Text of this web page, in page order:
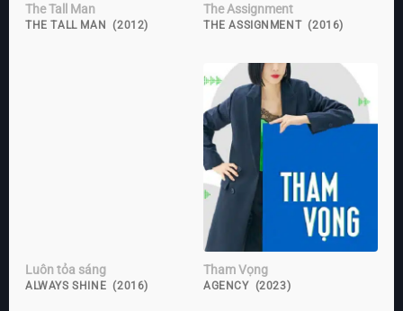
The Tall Man
THE TALL MAN (2012)
The Assignment
THE ASSIGNMENT (2016)
Luôn tỏa sáng
ALWAYS SHINE (2016)
Tham Vọng
AGENCY (2023)